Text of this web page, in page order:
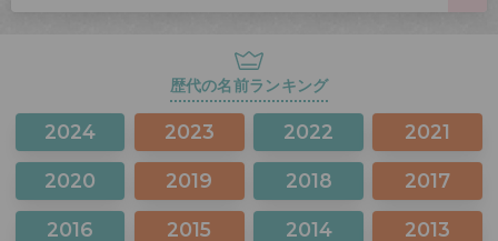
歴代の名前ランキング
2024 2023 2022 2021
2020 2019 2018 2017
2016 2015 2014 2013